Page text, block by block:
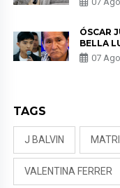
KORINA:
ÓSCAR
BELLA
PADRE
NALDY
07
TAGS
J BALVIN
VALENTINA FERRER